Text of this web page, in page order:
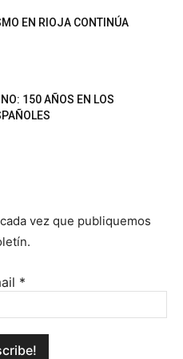
EN RIOJA CONTINÚA
150 AÑOS EN LOS
vez que publiquemos
*